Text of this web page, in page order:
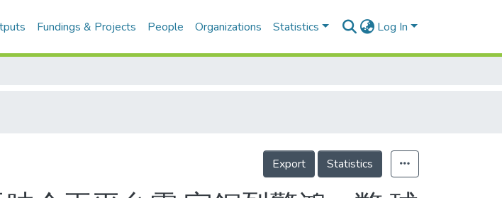
Fundings & Projects People Organizations Statistics Log In
Export Statistics